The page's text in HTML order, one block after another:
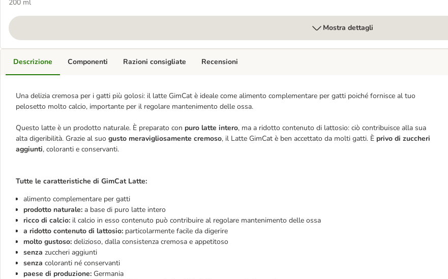
200 ml
Mostra dettagli
Descrizione
Una delizia cremosa per i gatti più golosi: il latte GimCat è ideale come alimento complementare per gatti poiché fornisce al tuo
pelosetto molto calcio, importante per il regolare mantenimento delle ossa.
Questo latte è un prodotto naturale. È preparato con puro latte intero, ma a ridotto contenuto di lattosio: ciò contribuisce alla sua
alta digeribilità. Grazie al suo gusto meravigliosamente cremoso, il Latte GimCat è ben accettato da molti gatti. È privo di zuccheri
aggiunti, coloranti e conservanti.
Tutte le caratteristiche di GimCat Latte:
alimento complementare per gatti
prodotto naturale: a base di puro latte intero
ricco di calcio: il calcio in esso contenuto può contribuire al regolare mantenimento delle ossa
a ridotto contenuto di lattosio: particolarmente facile da digerire
molto gustoso: delizioso, dalla consistenza cremosa e appetitoso
senza zuccheri aggiunti
senza coloranti né conservanti
paese di produzione: Germania
Componenti Razioni consigliate Recensioni